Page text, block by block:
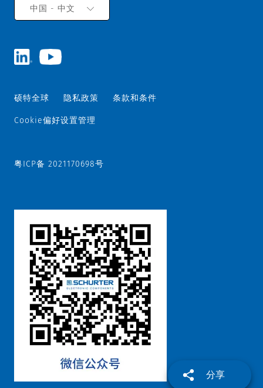
分享
中国 - 中文
硕特全球 隐私政策 条款和条件
Cookie偏好设置管理
粤ICP备 2021170698号